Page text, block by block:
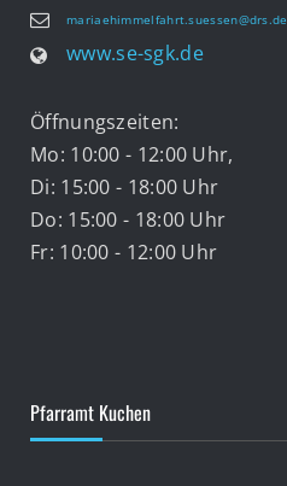
mariaehimmelfahrt.suessen@drs.de
www.se-sgk.de
Öffnungszeiten:
Mo: 10:00 - 12:00 Uhr,
Di: 15:00 - 18:00 Uhr
Do: 15:00 - 18:00 Uhr
Fr: 10:00 - 12:00 Uhr
Pfarramt Kuchen